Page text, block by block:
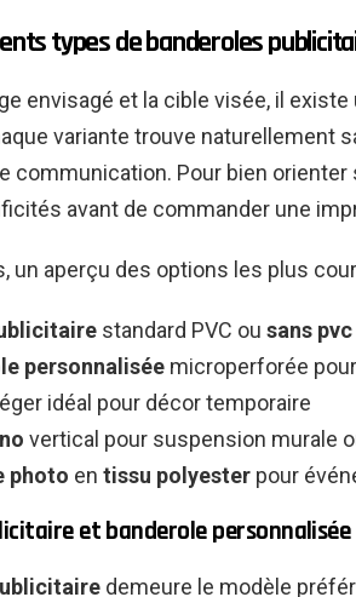
types de banderoles
envisagé et la cible visée, il
variante trouve naturellement
communication. Pour bien
avant de commander une
un aperçu des options les plus
standard PVC ou sans pvc
personnalisée microperforée
léger idéal pour décor temporaire
vertical pour suspension murale
photo en tissu polyester pour
et banderole personnalisée
demeure le modèle